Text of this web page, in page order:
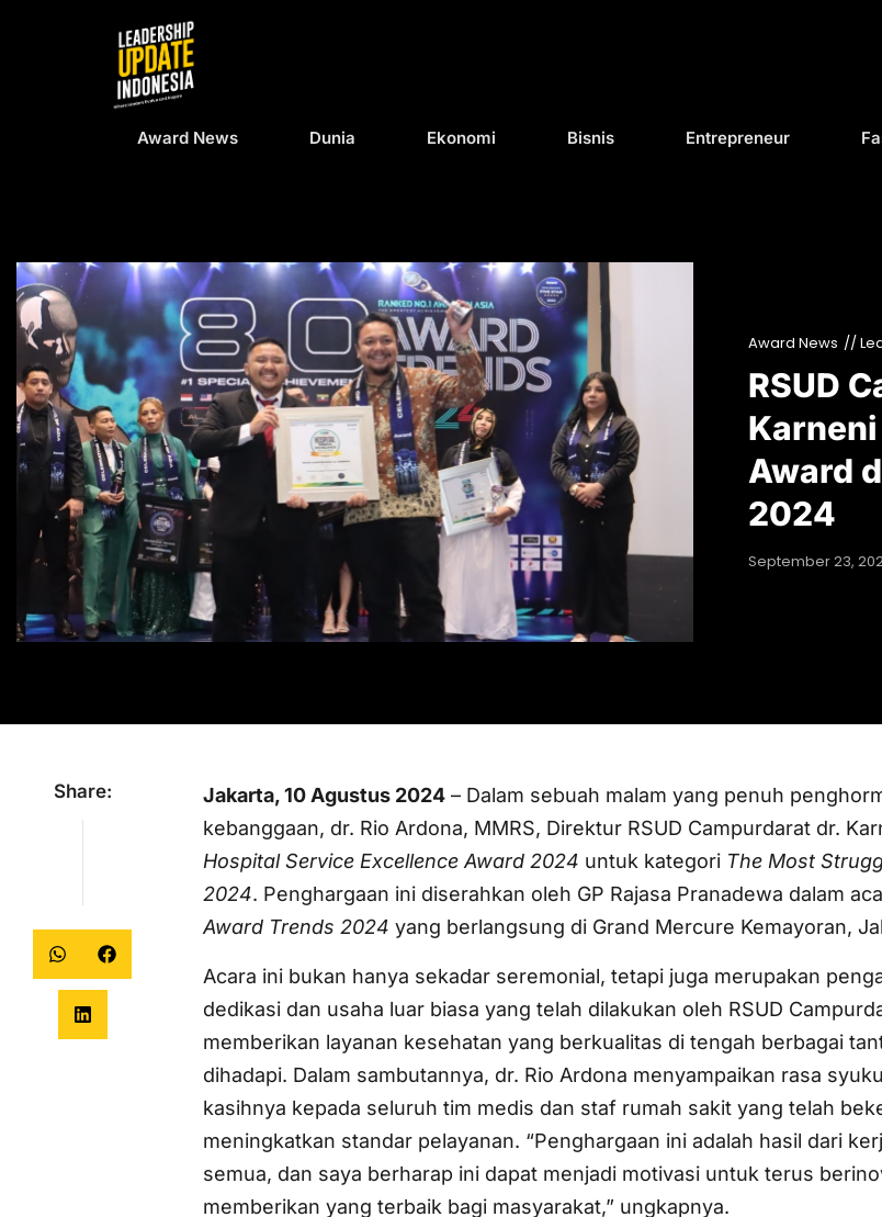
Award News Dunia Ekonomi Bisnis Entrepreneur
Award News //
RSUD
Award
2024
September 23,
Share: Jakarta, 10 Agustus 2024 – Dalam sebuah malam yang penuh
kebanggaan, dr. Rio Ardona, MMRS, Direktur RSUD Campurdarat dr.
Hospital Service Excellence Award 2024 untuk kategori The Most
2024. Penghargaan ini diserahkan oleh GP Rajasa Pranadewa dalam
Award Trends 2024 yang berlangsung di Grand Mercure Kemayoran,
Acara ini bukan hanya sekadar seremonial, tetapi juga merupakan
dedikasi dan usaha luar biasa yang telah dilakukan oleh RSUD
memberikan layanan kesehatan yang berkualitas di tengah berbagai
dihadapi. Dalam sambutannya, dr. Rio Ardona menyampaikan rasa
kasihnya kepada seluruh tim medis dan staf rumah sakit yang telah
meningkatkan standar pelayanan. “Penghargaan ini adalah hasil dari
semua, dan saya berharap ini dapat menjadi motivasi untuk terus
memberikan yang terbaik bagi masyarakat,” ungkapnya.